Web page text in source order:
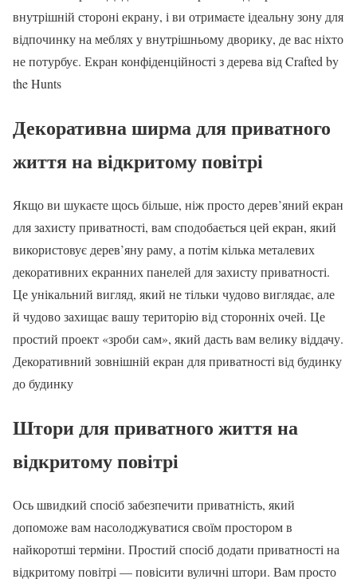
внутрішній стороні екрану, і ви отримаєте ідеальну зону для
відпочинку на меблях у внутрішньому дворику, де вас ніхто
не потурбує. Екран конфіденційності з дерева від Crafted by
the Hunts
Декоративна ширма для приватного
життя на відкритому повітрі
Якщо ви шукаєте щось більше, ніж просто дерев’яний екран
для захисту приватності, вам сподобається цей екран, який
використовує дерев’яну раму, а потім кілька металевих
декоративних екранних панелей для захисту приватності.
Це унікальний вигляд, який не тільки чудово виглядає, але
й чудово захищає вашу територію від сторонніх очей. Це
простий проект «зроби сам», який дасть вам велику віддачу.
Декоративний зовнішній екран для приватності від будинку
до будинку
Штори для приватного життя на
відкритому повітрі
Ось швидкий спосіб забезпечити приватність, який
допоможе вам насолоджуватися своїм простором в
найкоротші терміни. Простий спосіб додати приватності на
відкритому повітрі — повісити вуличні штори. Вам просто